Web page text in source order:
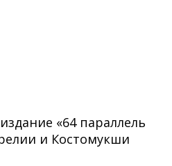
«64 параллель
и Костомукши